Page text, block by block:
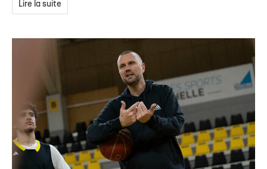
Lire la suite